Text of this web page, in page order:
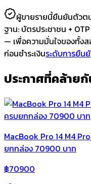
ผู้ขายรายนี้ยืนยันตัวต
ฐาน: บัตรประชาชน +
— เพื่อความมั่นใจของทั้ง
ก่อนชำระเงินระดับการยืน
ประกาศที่คล้าย
MacBook Pro 14 M4
ยกกล่อง 70900 บาท
฿70900